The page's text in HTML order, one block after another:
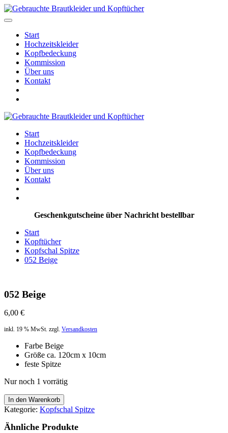
Start
Hochzeitskleider
Kopfbedeckung
Kommission
Über uns
Kontakt
Start
Hochzeitskleider
Kopfbedeckung
Kommission
Über uns
Kontakt
Geschenkgutscheine über Nachricht bestellbar
Start
Kopftücher
Kopfschal Spitze
052 Beige
052 Beige
6,00 €
inkl. 19 % MwSt. zzgl. Versandkosten
Farbe Beige
Größe ca. 120cm x 10cm
feste Spitze
Nur noch 1 vorrätig
052
Beige
Menge
In den Warenkorb
Kategorie: Kopfschal Spitze
Ähnliche Produkte